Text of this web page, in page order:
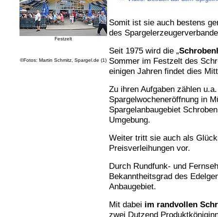
Festzelt
©Fotos: Martin Schmitz, Spargel.de (1)
Somit ist sie auch bestens
des
Seit 1975 wird die „
Sommer im Festzelt des
einigen Jahren findet dies
Zu ihren Aufgaben zählen
Spargelwocheneröffnung in
Spargelanbaugebiet
Umgebung.
Weiter tritt sie auch als
Preisverleihungen vor.
Durch Rundfunk- und
Bekanntheitsgrad des
Anbaugebiet.
Mit dabei im randvollen
zwei Dutzend